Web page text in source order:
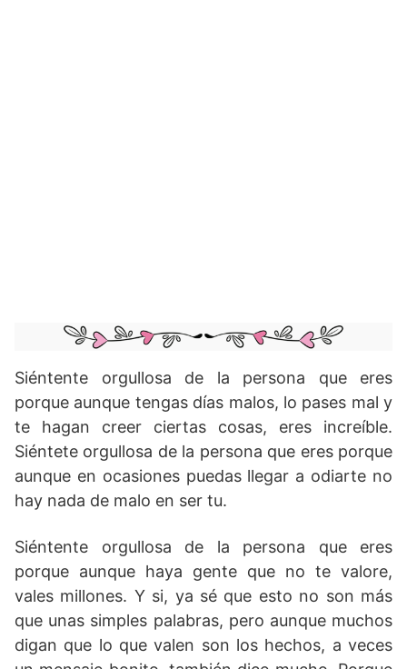
Siéntente orgullosa de la persona que eres
porque aunque tengas días malos, lo pases mal y
te hagan creer ciertas cosas, eres increíble.
Siéntete orgullosa de la persona que eres porque
aunque en ocasiones puedas llegar a odiarte no
hay nada de malo en ser tu.
Siéntente orgullosa de la persona que eres
porque aunque haya gente que no te valore,
vales millones. Y si, ya sé que esto no son más
que unas simples palabras, pero aunque muchos
digan que lo que valen son los hechos, a veces